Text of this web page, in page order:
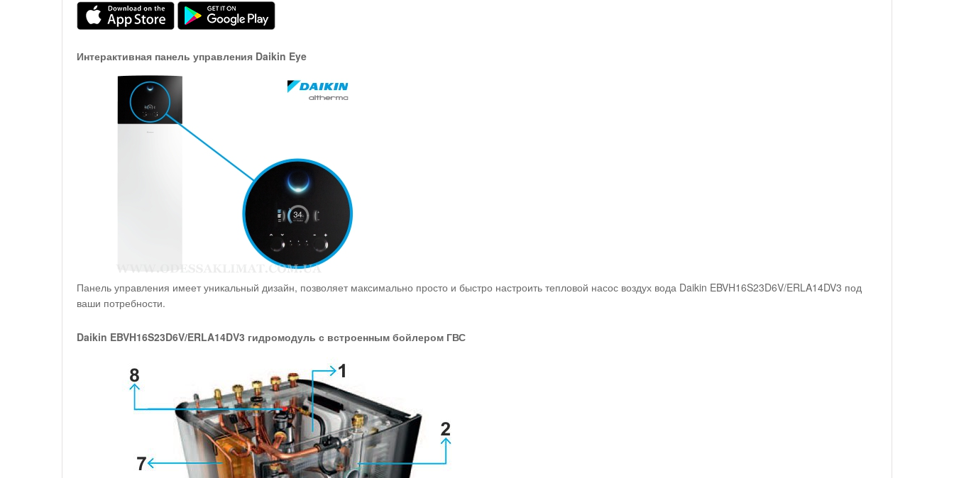
Интерактивная панель управления Daikin Eye
Панель управления имеет уникальный дизайн, позволяет максимально просто и быстро настроить тепловой насос воздух вода Daikin EBVH16S23D6V/ERLA14DV3 под
ваши потребности.
Daikin EBVH16S23D6V/ERLA14DV3 гидромодуль с встроенным бойлером ГВС